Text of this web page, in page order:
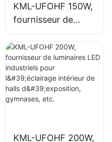
KML-UFOHF 150W,
fournisseur de
luminaires LED
industriels pour
l'éclairage intérieur
des usines,
gymnases, etc.
KML-UFOHF 200W,